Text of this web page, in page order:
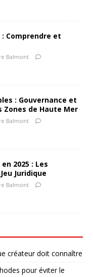
Comprendre et
Balmont
: Gouvernance et
Zones de Haute Mer
Balmont
2025 : Les
Juridique
Balmont
créateur doit connaître
pour éviter le